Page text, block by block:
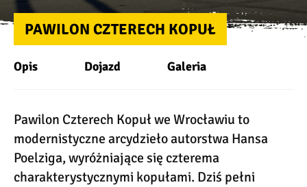
PAWILON CZTERECH KOPUŁ
Opis Dojazd Galeria
Pawilon Czterech Kopuł we Wrocławiu to
modernistyczne arcydzieło autorstwa Hansa
Poelziga, wyróżniające się czterema
charakterystycznymi kopułami. Dziś pełni